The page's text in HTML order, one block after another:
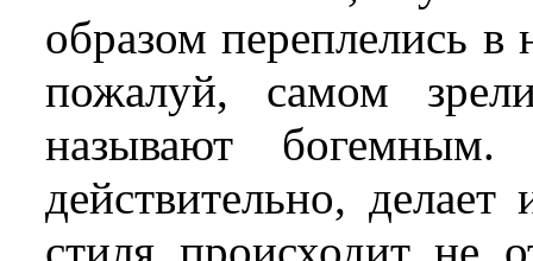
образом переплелись
пожалуй, самом
называют
действительно,
стиля происходит не